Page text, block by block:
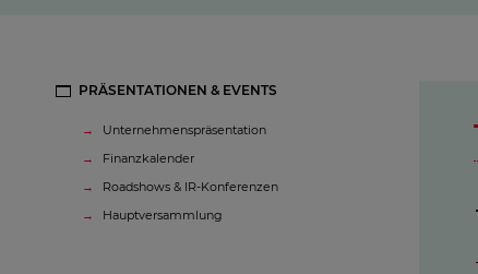
PRÄSENTATIONEN & EVENTS
Unternehmenspräsentation
Finanzkalender
Roadshows & IR-Konferenzen
Hauptversammlung